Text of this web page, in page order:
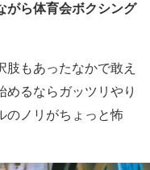
がら体育会ボクシング
もあったなかで敢え
めるならガッツリやり
のノリがちょっと怖